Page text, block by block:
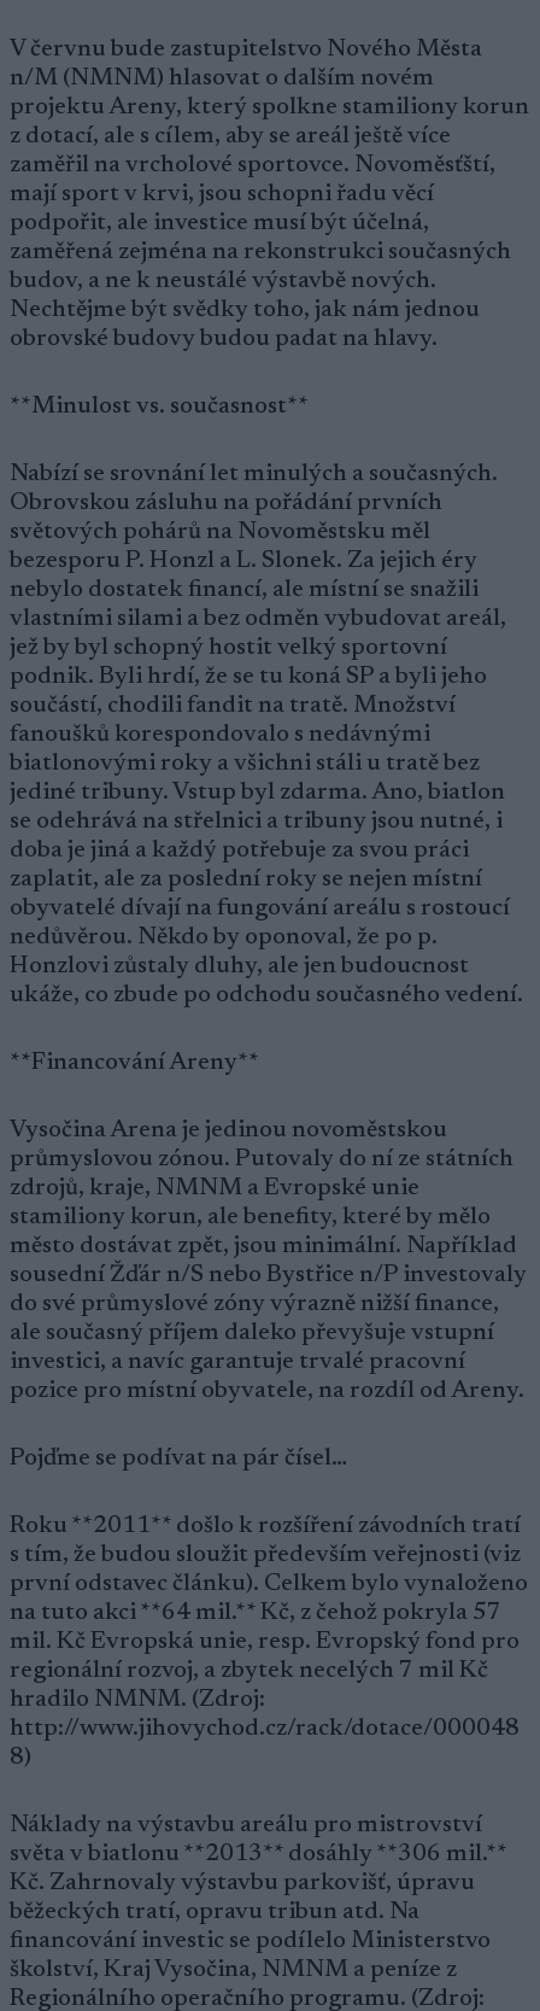
V červnu bude zastupitelstvo Nového Města
n/M (NMNM) hlasovat o dalším novém
projektu Areny, který spolkne stamiliony korun
z dotací, ale s cílem, aby se areál ještě více
zaměřil na vrcholové sportovce. Novoměsťští,
mají sport v krvi, jsou schopni řadu věcí
podpořit, ale investice musí být účelná,
zaměřená zejména na rekonstrukci současných
budov, a ne k neustálé výstavbě nových.
Nechtějme být svědky toho, jak nám jednou
obrovské budovy budou padat na hlavy.
**Minulost vs. současnost**
Nabízí se srovnání let minulých a současných.
Obrovskou zásluhu na pořádání prvních
světových pohárů na Novoměstsku měl
bezesporu P. Honzl a L. Slonek. Za jejich éry
nebylo dostatek financí, ale místní se snažili
vlastními silami a bez odměn vybudovat areál,
jež by byl schopný hostit velký sportovní
podnik. Byli hrdí, že se tu koná SP a byli jeho
součástí, chodili fandit na tratě. Množství
fanoušků korespondovalo s nedávnými
biatlonovými roky a všichni stáli u tratě bez
jediné tribuny. Vstup byl zdarma. Ano, biatlon
se odehrává na střelnici a tribuny jsou nutné, i
doba je jiná a každý potřebuje za svou práci
zaplatit, ale za poslední roky se nejen místní
obyvatelé dívají na fungování areálu s rostoucí
nedůvěrou. Někdo by oponoval, že po p.
Honzlovi zůstaly dluhy, ale jen budoucnost
ukáže, co zbude po odchodu současného vedení.
**Financování Areny**
Vysočina Arena je jedinou novoměstskou
průmyslovou zónou. Putovaly do ní ze státních
zdrojů, kraje, NMNM a Evropské unie
stamiliony korun, ale benefity, které by mělo
město dostávat zpět, jsou minimální. Například
sousední Žďár n/S nebo Bystřice n/P investovaly
do své průmyslové zóny výrazně nižší finance,
ale současný příjem daleko převyšuje vstupní
investici, a navíc garantuje trvalé pracovní
pozice pro místní obyvatele, na rozdíl od Areny.
Pojďme se podívat na pár čísel…
Roku **2011** došlo k rozšíření závodních tratí
s tím, že budou sloužit především veřejnosti (viz
první odstavec článku). Celkem bylo vynaloženo
na tuto akci **64 mil.** Kč, z čehož pokryla 57
mil. Kč Evropská unie, resp. Evropský fond pro
regionální rozvoj, a zbytek necelých 7 mil Kč
hradilo NMNM. (Zdroj:
http://www.jihovychod.cz/rack/dotace/000048
8)
Náklady na výstavbu areálu pro mistrovství
světa v biatlonu **2013** dosáhly **306 mil.**
Kč. Zahrnovaly výstavbu parkovišť, úpravu
běžeckých tratí, opravu tribun atd. Na
financování investic se podílelo Ministerstvo
školství, Kraj Vysočina, NMNM a peníze z
Regionálního operačního programu. (Zdroj: